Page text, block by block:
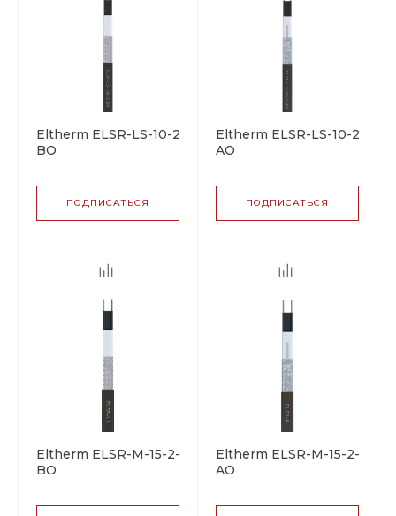
Eltherm ELSR-LS-10-2-
BO
греющий кабель
ПОДПИСАТЬСЯ
Eltherm ELSR-LS-10-2-
AO
греющий кабель
ПОДПИСАТЬСЯ
Eltherm ELSR-M-15-2-
BO
греющий кабель
Eltherm ELSR-M-15-2-
AO
греющий кабель